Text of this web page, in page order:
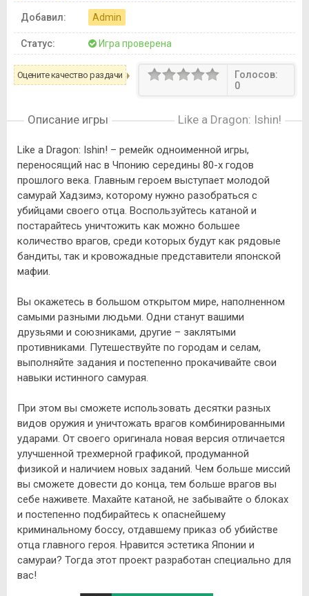
Добавил: Admin
Статус: Игра проверена
Оцените качество раздачи
Голосов:
0
Описание игры Like a Dragon: Ishin!
Like a Dragon: Ishin! – ремейк одноименной игры,
переносящий нас в Чпонию середины 80-х годов
прошлого века. Главным героем выступает молодой
самурай Хадзимэ, которому нужно разобраться с
убийцами своего отца. Воспользуйтесь катаной и
постарайтесь уничтожить как можно большее
количество врагов, среди которых будут как рядовые
бандиты, так и кровожадные представители японской
мафии.
Вы окажетесь в большом открытом мире, наполненном
самыми разными людьми. Одни станут вашими
друзьями и союзниками, другие – заклятыми
противниками. Путешествуйте по городам и селам,
выполняйте задания и постепенно прокачивайте свои
навыки истинного самурая.
При этом вы сможете использовать десятки разных
видов оружия и уничтожать врагов комбинированными
ударами. От своего оригинала новая версия отличается
улучшенной трехмерной графикой, продуманной
физикой и наличием новых заданий. Чем больше миссий
вы сможете довести до конца, тем больше врагов вы
себе наживете. Махайте катаной, не забывайте о блоках
и постепенно подбирайтесь к опаснейшему
криминальному боссу, отдавшему приказ об убийстве
отца главного героя. Нравится эстетика Японии и
самураи? Тогда этот проект разработан специально для
вас!